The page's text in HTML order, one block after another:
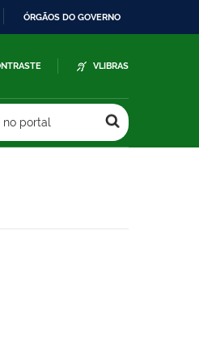
ÓRGÃOS DO GOVERNO
VLIBRAS
no portal